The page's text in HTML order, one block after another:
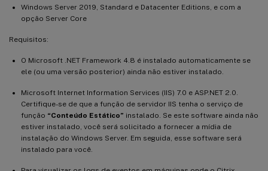
Windows Server 2019, Standard e Datacenter Editions, e com a
opção Server Core
Requisitos:
O Microsoft .NET Framework 4.8 é instalado automaticamente se
ele (ou uma versão posterior) ainda não estiver instalado.
Microsoft Internet Information Services (IIS) 7.0 e ASP.NET 2.0.
Certifique-se de que a função de servidor IIS tenha o serviço de
função “Conteúdo Estático” instalado. Se este software ainda não
estiver instalado, você será solicitado a fornecer a mídia de
instalação do Windows Server. Em seguida, esse software será
instalado para você.